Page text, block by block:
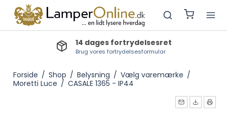
fortrydelsesret
fortrydelsesformular
Lev.tid
Bestillingsvarer: 3-5
Forside / Shop / Belysning / Vælg varemærke /
Moretti Luce / CASALE 1365 - IP44